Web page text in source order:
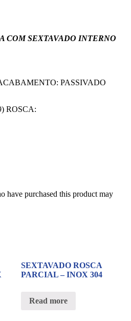
COM SEXTAVADO INTERNO
PASSIVADO
ROSCA:
have purchased this product may
SEXTAVADO ROSCA
PARCIAL – INOX 304
Read more